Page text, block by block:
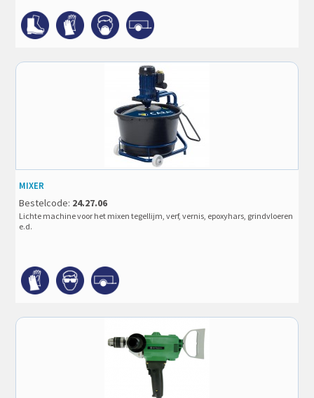
MIXER
Bestelcode: 24.27.06
Lichte machine voor het mixen tegellijm, verf, vernis, epoxyhars, grindvloeren
e.d.